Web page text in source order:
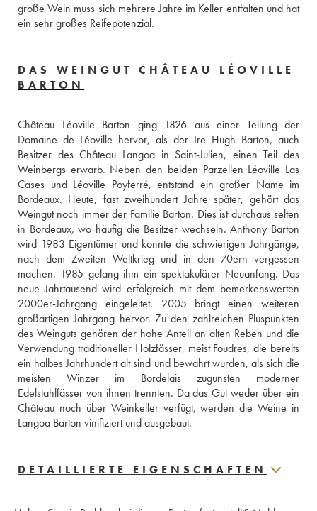
große Wein muss sich mehrere Jahre im Keller entfalten und hat
ein sehr großes Reifepotenzial.
DAS WEINGUT CHÂTEAU LÉOVILLE
BARTON
Château Léoville Barton ging 1826 aus einer Teilung der
Domaine de Léoville hervor, als der Ire Hugh Barton, auch
Besitzer des Château Langoa in Saint-Julien, einen Teil des
Weinbergs erwarb. Neben den beiden Parzellen Léoville Las
Cases und Léoville Poyferré, entstand ein großer Name im
Bordeaux. Heute, fast zweihundert Jahre später, gehört das
Weingut noch immer der Familie Barton. Dies ist durchaus selten
in Bordeaux, wo häufig die Besitzer wechseln. Anthony Barton
wird 1983 Eigentümer und konnte die schwierigen Jahrgänge,
nach dem Zweiten Weltkrieg und in den 70ern vergessen
machen. 1985 gelang ihm ein spektakulärer Neuanfang. Das
neue Jahrtausend wird erfolgreich mit dem bemerkenswerten
2000er-Jahrgang eingeleitet. 2005 bringt einen weiteren
großartigen Jahrgang hervor. Zu den zahlreichen Pluspunkten
des Weinguts gehören der hohe Anteil an alten Reben und die
Verwendung traditioneller Holzfässer, meist Foudres, die bereits
ein halbes Jahrhundert alt sind und bewahrt wurden, als sich die
meisten Winzer im Bordelais zugunsten moderner
Edelstahlfässer von ihnen trennten. Da das Gut weder über ein
Château noch über Weinkeller verfügt, werden die Weine in
Langoa Barton vinifiziert und ausgebaut.
DETAILLIERTE EIGENSCHAFTEN